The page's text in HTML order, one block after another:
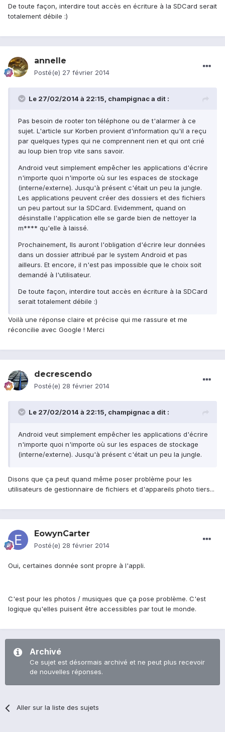
De toute façon, interdire tout accès en écriture à la SDCard serait
totalement débile :)
annelle
Posté(e) 27 février 2014
Le 27/02/2014 à 22:15, champignac a dit :
Pas besoin de rooter ton téléphone ou de t'alarmer à ce
sujet. L'article sur Korben provient d'information qu'il a reçu
par quelques types qui ne comprennent rien et qui ont crié
au loup bien trop vite sans savoir.
Android veut simplement empêcher les applications d'écrire
n'importe quoi n'importe où sur les espaces de stockage
(interne/externe). Jusqu'à présent c'était un peu la jungle.
Les applications peuvent créer des dossiers et des fichiers
un peu partout sur la SDCard. Evidemment, quand on
désinstalle l'application elle se garde bien de nettoyer la
m**** qu'elle à laissé.
Prochainement, Ils auront l'obligation d'écrire leur données
dans un dossier attribué par le system Android et pas
ailleurs. Et encore, il n'est pas impossible que le choix soit
demandé à l'utilisateur.
De toute façon, interdire tout accès en écriture à la SDCard
serait totalement débile :)
Voilà une réponse claire et précise qui me rassure et me
réconcilie avec Google ! Merci
decrescendo
Posté(e) 28 février 2014
Le 27/02/2014 à 22:15, champignac a dit :
Android veut simplement empêcher les applications d'écrire
n'importe quoi n'importe où sur les espaces de stockage
(interne/externe). Jusqu'à présent c'était un peu la jungle.
Disons que ça peut quand même poser problème pour les
utilisateurs de gestionnaire de fichiers et d'appareils photo tiers...
EowynCarter
Posté(e) 28 février 2014
Oui, certaines donnée sont propre à l'appli.
C'est pour les photos / musiques que ça pose problème. C'est
logique qu'elles puisent être accessibles par tout le monde.
Archivé
Ce sujet est désormais archivé et ne peut plus recevoir
de nouvelles réponses.
Aller sur la liste des sujets